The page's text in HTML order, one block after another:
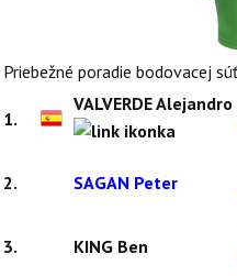
Priebežné poradie bodovacej
1.
VALVERDE Alejandro
2. SAGAN Peter
3. KING Ben